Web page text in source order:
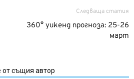
Следваща статия
360° уикенд прогноза: 25-26
март
същия автор